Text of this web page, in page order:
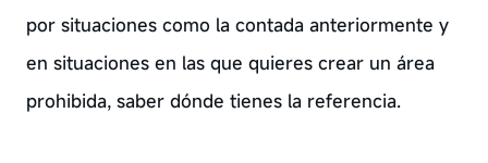
por situaciones como la contada anteriormente y
en situaciones en las que quieres crear un área
prohibida, saber dónde tienes la referencia.